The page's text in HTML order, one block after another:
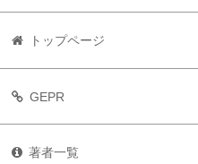
トップページ
GEPR
著者一覧